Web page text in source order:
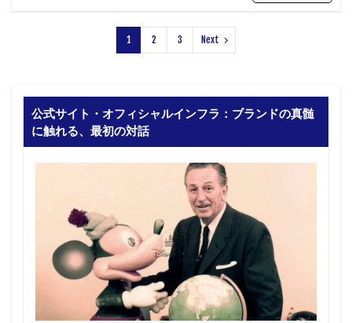
1 2 3 Next
公式サイト・オフィシャルインフラ：ブランドの真髄
に触れる、最初の対話